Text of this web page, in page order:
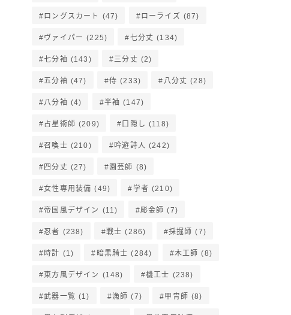
ロングスカート (47) ローライズ (87)
ヴァイパー (225) 七分丈 (134)
七分袖 (143) 三分丈 (2)
五分袖 (47) 侍 (233) 八分丈 (28)
八分袖 (4) 半袖 (147)
占星術師 (209) 口隠し (118)
召喚士 (210) 吟遊詩人 (242)
四分丈 (27) 園芸師 (8)
女性専用装備 (49) 学者 (210)
帝国風デザイン (11) 彫金師 (7)
忍者 (238) 戦士 (286) 採掘師 (7)
時計 (1) 暗黒騎士 (284) 木工師 (8)
東方風デザイン (148) 機工士 (238)
武器一覧 (1) 漁師 (7) 甲冑師 (8)